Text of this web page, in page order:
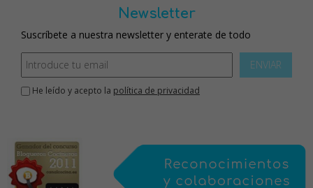
Newsletter
Suscríbete a nuestra newsletter y enterate de todo
ENVIAR
He leído y acepto la política de privacidad